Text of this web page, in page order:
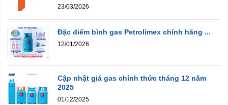
23/03/2026
Đặc điểm bình gas Petrolimex chính hãng ...
12/01/2026
Cập nhật giá gas chính thức tháng 12 năm
2025
01/12/2025